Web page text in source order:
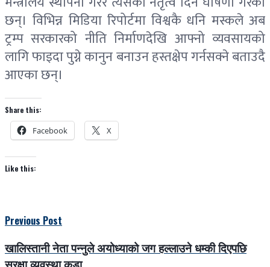
छन्। विभिन्न मिडिया रिपोर्टमा विश्वकै धनि मस्कले अब
ट्रम्प सरकारको नीति निर्माणदेखि आफ्नो व्यवसायको
लागि फाइदा पुग्ने कानुन बनाउन हस्तक्षेप गर्नसक्ने बताउदै
आएका छन्।
Share this:
Facebook X
Like this:
Previous Post
खालिस्तानी नेता पन्नुले अयोध्याको जग हल्लाउने धम्की दिएपछि
सुरक्षा व्यवस्था कडा